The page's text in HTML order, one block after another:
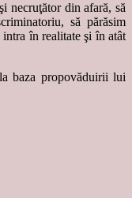
necruţător din afară, să
să părăsim
în realitate şi în atât
baza propovăduirii lui